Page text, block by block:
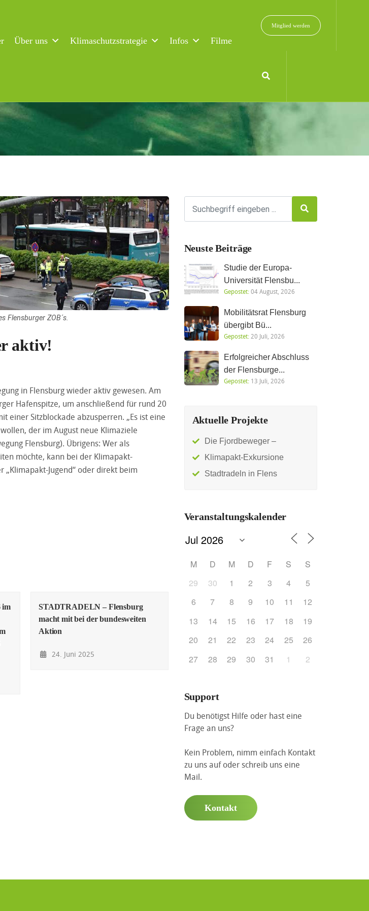
Über uns Klimaschutzstrategie Infos
Filme
Mitglied werden
Flensburger ZOB´s.
aktiv!
in Flensburg wieder aktiv gewesen. Am
Hafenspitze, um anschließend für rund 20
einer Sitzblockade abzusperren. „Es ist eine
der im August neue Klimaziele
Flensburg). Übrigens: Wer als
möchte, kann bei der Klimapakt-
Jugend“ oder direkt beim
im
STADTRADELN – Flensburg
macht mit bei der bundesweiten
Aktion
24. Juni 2025
Neuste Beiträge
Studie der Europa-
Universität Flensbu...
Gepostet:04 August, 2026
Mobilitätsrat Flensburg
übergibt Bü...
Gepostet:20 Juli, 2026
Erfolgreicher Abschluss
der Flensburge...
Gepostet:13 Juli, 2026
Aktuelle Projekte
Die Fjordbeweger –
Klimapakt-Exkursione
Stadtradeln in Flens
Veranstaltungskalender
M D M D F S
S
29
30 1 2 3 4
5
6
7 8 9 10 11
12
13
14 15 16 17 18
19
20
21 22 23 24 25
26
27
28 29 30 31 1 2
Support
Du benötigst Hilfe oder hast eine
Frage an uns?
Kein Problem, nimm einfach Kontakt
zu uns auf oder schreib uns eine
Mail.
Kontakt